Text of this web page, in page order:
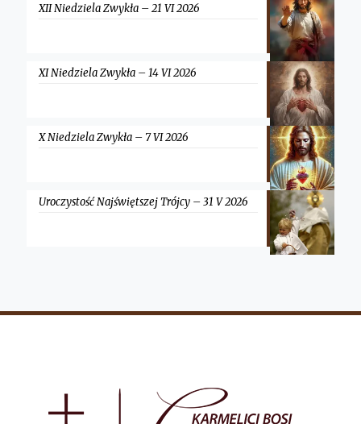
XII Niedziela Zwykła – 21 VI 2026
XI Niedziela Zwykła – 14 VI 2026
X Niedziela Zwykła – 7 VI 2026
Uroczystość Najświętszej Trójcy – 31 V 2026